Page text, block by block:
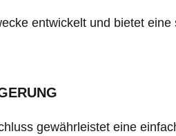
entwickelt und bietet
gewährleistet eine